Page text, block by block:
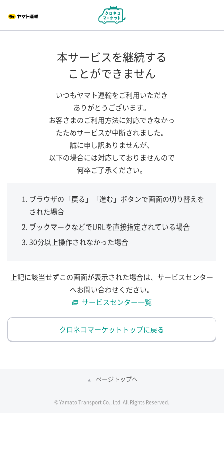
本サービスを継続する
ことができません
いつもヤマト運輸をご利用いただき
ありがとうございます。
お客さまのご利用方法に対応できなかっ
たためサービスが中断されました。
誠に申し訳ありませんが、
以下の場合には対応しておりませんので
何卒ご了承ください。
ブラウザの「戻る」「進む」ボタンで画面の切り替えを
された場合
ブックマークなどでURLを直接指定されている場合
30分以上操作されなかった場合
上記に該当せずこの画面が表示された場合は、サービスセンター
へお問い合わせください。
サービスセンター一覧
クロネコマーケットトップに戻る
ページトップへ
© Yamato Transport Co., Ltd. All Rights Reserved.